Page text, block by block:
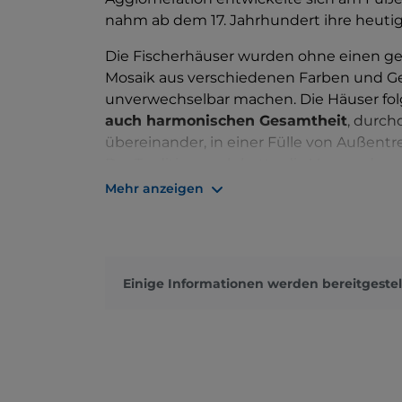
nahm ab dem 17. Jahrhundert ihre
Die Fischerhäuser wurden ohne einen
Mosaik aus verschiedenen Farben und
unverwechselbar machen. Die Häuser
auch harmonischen Gesamtheit,
übereinander, in einer Fülle von
Häuser eher eine praktische als eine
lokalen Fischern genutzt. Bei einem
Mehr anzeigen
Einige Informationen werden